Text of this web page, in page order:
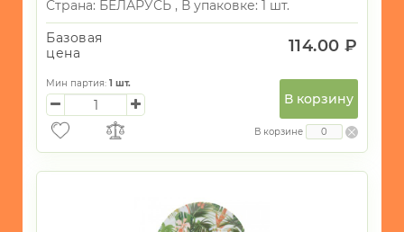
Страна: БЕЛАРУСЬ , В упаковке: 1 шт.
Базовая
цена
114.00 ₽
Мин партия: 1 шт.
В корзину
В корзине